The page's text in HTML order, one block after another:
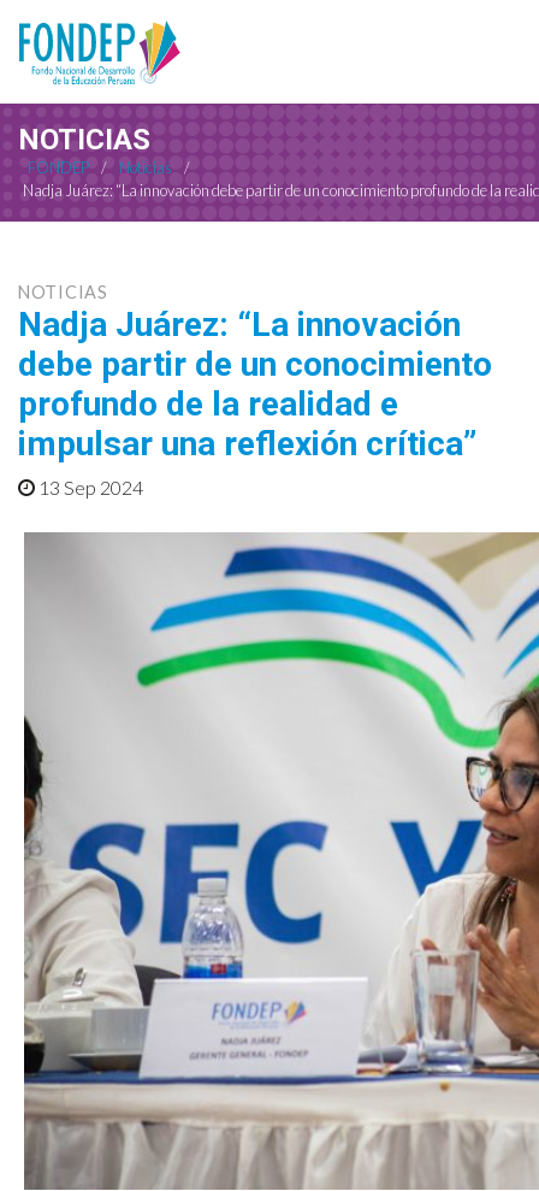
NOTICIAS
FONDEP / Noticias
/
Nadja Juárez: “La innovación debe partir de un conocimiento profundo de la
NOTICIAS
Nadja Juárez: “La innovación
debe partir de un conocimiento
profundo de la realidad e
impulsar una reflexión crítica”
13 Sep 2024